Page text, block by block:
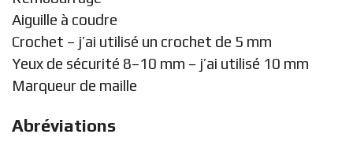
Aiguille à coudre
Crochet – j’ai utilisé un crochet de 5 mm
Yeux de sécurité 8–10 mm – j’ai utilisé 10 mm
Marqueur de maille
Abréviations